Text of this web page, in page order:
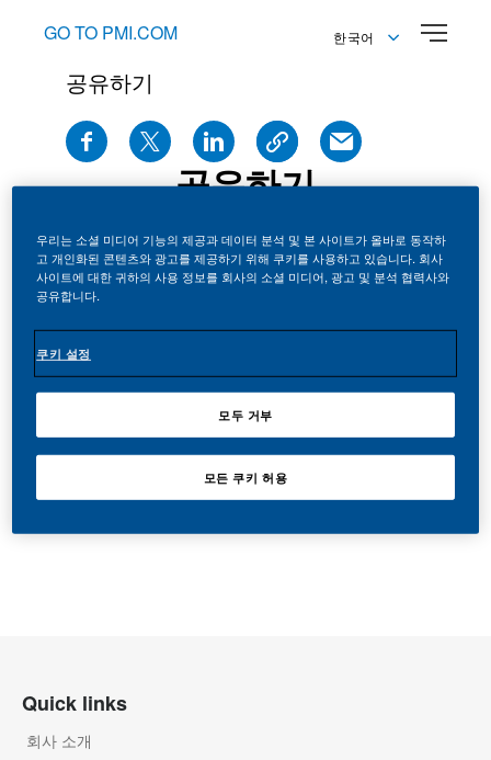
GO TO PMI.COM
한국어
공유하기
공유하기
보도자료
See all news
Quick links
회사 소개
우리는 소셜 미디어 기능의 제공과 데이터 분석 및 본 사이트가 올바로 동작하
고 개인화된 콘텐츠와 광고를 제공하기 위해 쿠키를 사용하고 있습니다. 회사
사이트에 대한 귀하의 사용 정보를 회사의 소셜 미디어, 광고 및 분석 협력사와
공유합니다.
쿠키 설정
모두 거부
모든 쿠키 허용